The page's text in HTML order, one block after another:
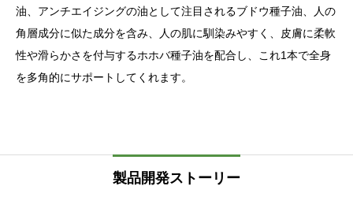
油、アンチエイジングの油として注目されるブドウ種子油、人の
角層成分に似た成分を含み、人の肌に馴染みやすく、皮膚に柔軟
性や滑らかさを付与するホホバ種子油を配合し、これ1本で全身
を多角的にサポートしてくれます。
製品開発ストーリー